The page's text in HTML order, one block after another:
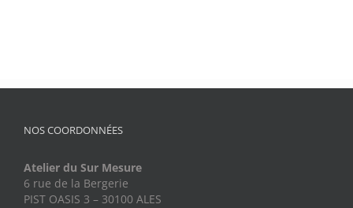
NOS COORDONNÉES
Atelier du Sur Mesure
6 rue de la Bergerie
PIST OASIS 3 – 30100 ALES